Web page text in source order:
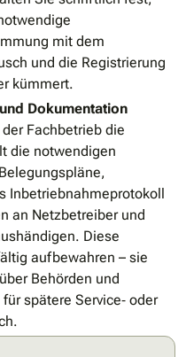
mit dem
und die Registrierung
kümmert.
Dokumentation
Fachbetrieb die
die notwendigen
Inbetriebnahmeprotokoll
an Netzbetreiber und
Diese
aufbewahren – sie
Behörden und
spätere Service‐ oder